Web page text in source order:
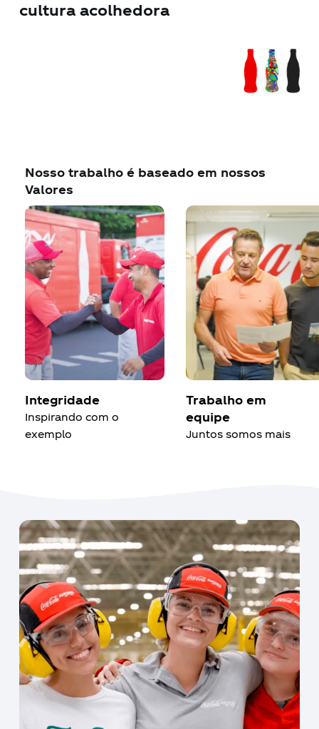
cultura acolhedora
Nosso trabalho é baseado em nossos
Valores
Integridade
Inspirando com o
exemplo
Trabalho em
equipe
Juntos somos mais